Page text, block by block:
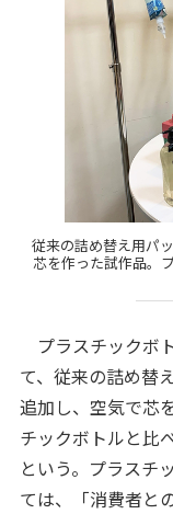
従来の詰め替え用パ
芯を作った試作品。
プラスチックボ
て、従来の詰め替
追加し、空気で芯
チックボトルと比
という。プラスチ
ては、「消費者と